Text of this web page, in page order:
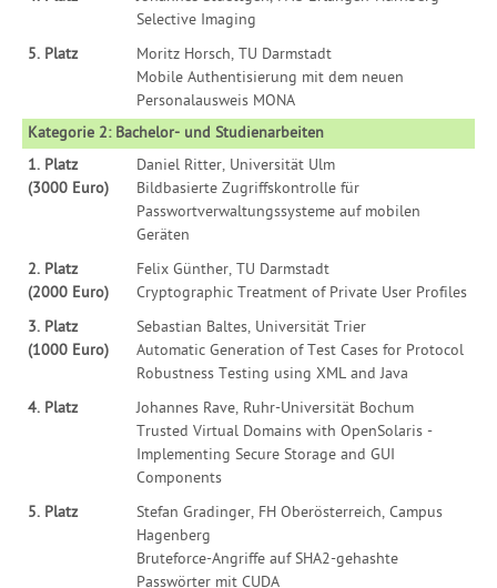
Selective Imaging
5. Platz
Moritz Horsch, TU Darmstadt
Mobile Authentisierung mit dem neuen
Personalausweis MONA
Kategorie 2: Bachelor- und Studienarbeiten
1. Platz
(3000 Euro)
Daniel Ritter, Universität Ulm
Bildbasierte Zugriffskontrolle für
Passwortverwaltungssysteme auf mobilen
Geräten
2. Platz
(2000 Euro)
Felix Günther, TU Darmstadt
Cryptographic Treatment of Private User Profiles
3. Platz
(1000 Euro)
Sebastian Baltes, Universität Trier
Automatic Generation of Test Cases for Protocol
Robustness Testing using XML and Java
4. Platz
Johannes Rave, Ruhr-Universität Bochum
Trusted Virtual Domains with OpenSolaris -
Implementing Secure Storage and GUI
Components
5. Platz
Stefan Gradinger, FH Oberösterreich, Campus
Hagenberg
Bruteforce-Angriffe auf SHA2-gehashte
Passwörter mit CUDA